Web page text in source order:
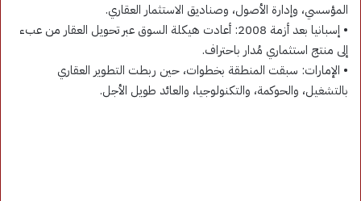
المؤسسي، وإدارة الأصول، وصناديق الاستثمار العقاري.
• إسبانيا بعد أزمة 2008: أعادت هيكلة السوق عبر تحويل العقار من عبء
إلى منتج استثماري مُدار باحتراف.
• الإمارات: سبقت المنطقة بخطوات، حين ربطت التطوير العقاري
بالتشغيل، والحوكمة، والتكنولوجيا، والعائد طويل الأجل.